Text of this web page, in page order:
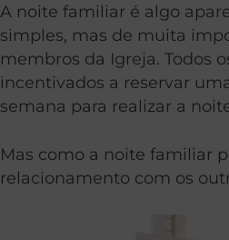
A noite familiar é algo
simples, mas de muita
membros da Igreja. Todos
incentivados a reservar
semana para realizar a
Mas como a noite familiar
relacionamento com os